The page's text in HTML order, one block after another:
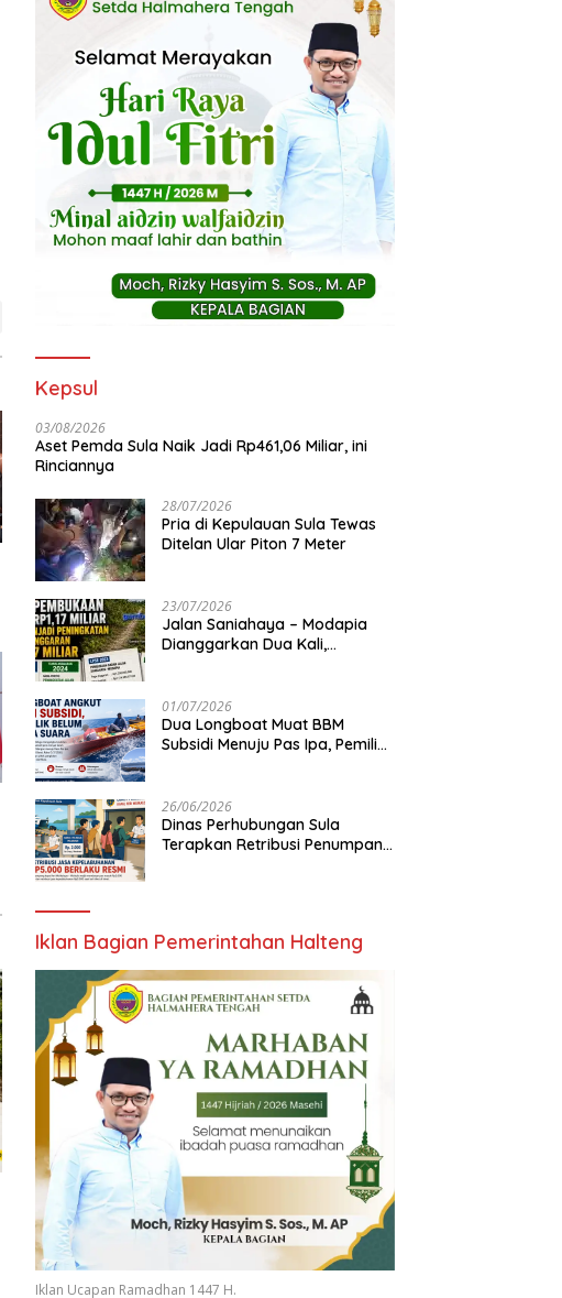
Kepsul
03/08/2026
Aset Pemda Sula Naik Jadi Rp461,06 Miliar, ini
Rinciannya
28/07/2026
Pria di Kepulauan Sula Tewas
Ditelan Ular Piton 7 Meter
23/07/2026
Jalan Saniahaya – Modapia
Dianggarkan Dua Kali,
01/07/2026
Dua Longboat Muat BBM
Subsidi Menuju Pas Ipa, Pemilik
26/06/2026
Dinas Perhubungan Sula
Terapkan Retribusi Penumpang
Iklan Bagian Pemerintahan Halteng
Iklan Ucapan Ramadhan 1447 H.